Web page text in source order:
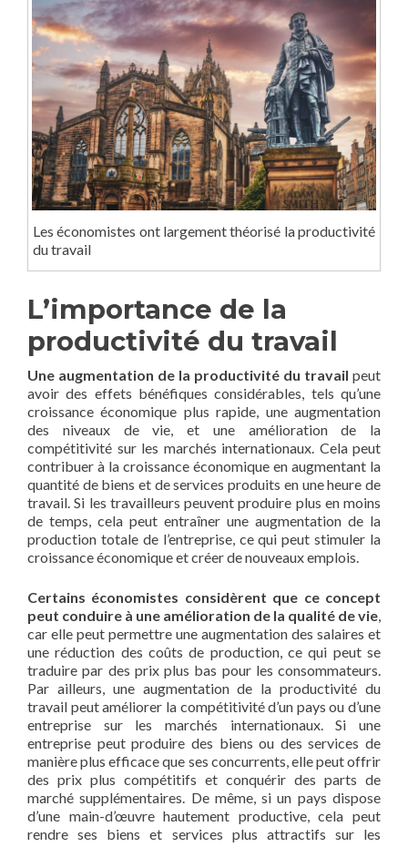
Les économistes ont largement théorisé la productivité
du travail
L’importance de la
productivité du travail
Une augmentation de la productivité du travail peut
avoir des effets bénéfiques considérables, tels qu’une
croissance économique plus rapide, une augmentation
des niveaux de vie, et une amélioration de la
compétitivité sur les marchés internationaux. Cela peut
contribuer à la croissance économique en augmentant la
quantité de biens et de services produits en une heure de
travail. Si les travailleurs peuvent produire plus en moins
de temps, cela peut entraîner une augmentation de la
production totale de l’entreprise, ce qui peut stimuler la
croissance économique et créer de nouveaux emplois.
Certains économistes considèrent que ce concept
peut conduire à une amélioration de la qualité de vie
car elle peut permettre une augmentation des salaires et
une réduction des coûts de production, ce qui peut se
traduire par des prix plus bas pour les consommateurs.
Par ailleurs, une augmentation de la productivité du
travail peut améliorer la compétitivité d’un pays ou d’une
entreprise sur les marchés internationaux. Si une
entreprise peut produire des biens ou des services de
manière plus efficace que ses concurrents, elle peut offrir
des prix plus compétitifs et conquérir des parts de
marché supplémentaires. De même, si un pays dispose
d’une main-d’œuvre hautement productive, cela peut
rendre ses biens et services plus attractifs sur les